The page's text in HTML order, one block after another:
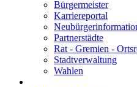
Bürgermeister
Karriereportal
Partnerstädte
Rat - Gremien -
Stadtverwaltung
Wahlen